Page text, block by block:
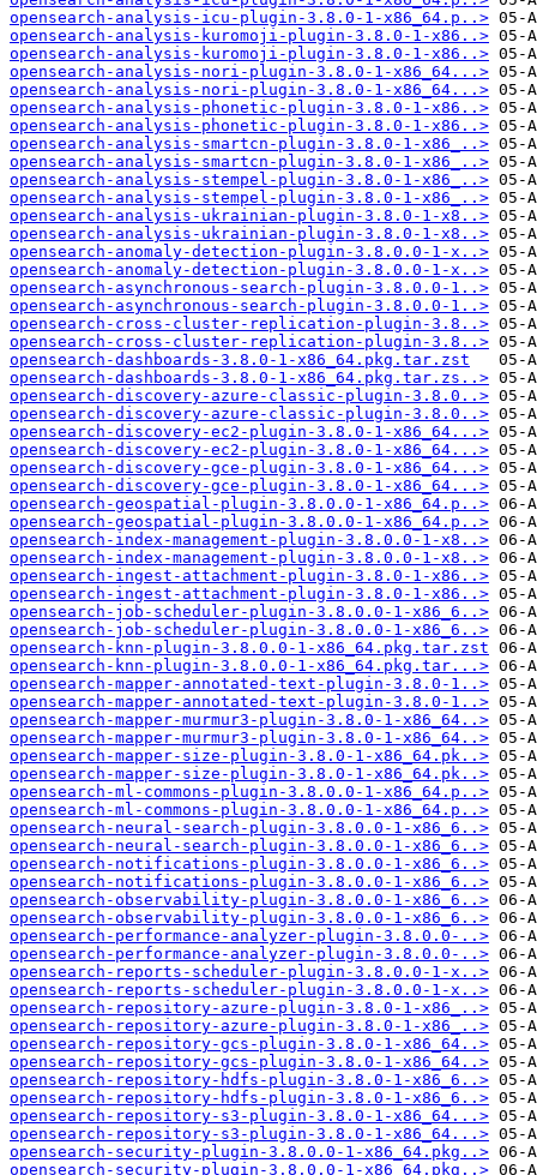
opensearch-analysis-icu-plugin-3.8.0-1-x86_64.p..>
opensearch-analysis-kuromoji-plugin-3.8.0-1-x86..>
opensearch-analysis-kuromoji-plugin-3.8.0-1-x86..>
opensearch-analysis-nori-plugin-3.8.0-1-x86_64...>
opensearch-analysis-nori-plugin-3.8.0-1-x86_64...>
opensearch-analysis-phonetic-plugin-3.8.0-1-x86..>
opensearch-analysis-phonetic-plugin-3.8.0-1-x86..>
opensearch-analysis-smartcn-plugin-3.8.0-1-x86_..>
opensearch-analysis-smartcn-plugin-3.8.0-1-x86_..>
opensearch-analysis-stempel-plugin-3.8.0-1-x86_..>
opensearch-analysis-stempel-plugin-3.8.0-1-x86_..>
opensearch-analysis-ukrainian-plugin-3.8.0-1-x8..>
opensearch-analysis-ukrainian-plugin-3.8.0-1-x8..>
opensearch-anomaly-detection-plugin-3.8.0.0-1-x..>
opensearch-anomaly-detection-plugin-3.8.0.0-1-x..>
opensearch-asynchronous-search-plugin-3.8.0.0-1..>
opensearch-asynchronous-search-plugin-3.8.0.0-1..>
opensearch-cross-cluster-replication-plugin-3.8..>
opensearch-cross-cluster-replication-plugin-3.8..>
opensearch-dashboards-3.8.0-1-x86_64.pkg.tar.zst
opensearch-dashboards-3.8.0-1-x86_64.pkg.tar.zs..>
opensearch-discovery-azure-classic-plugin-3.8.0..>
opensearch-discovery-azure-classic-plugin-3.8.0..>
opensearch-discovery-ec2-plugin-3.8.0-1-x86_64...>
opensearch-discovery-ec2-plugin-3.8.0-1-x86_64...>
opensearch-discovery-gce-plugin-3.8.0-1-x86_64...>
opensearch-discovery-gce-plugin-3.8.0-1-x86_64...>
opensearch-geospatial-plugin-3.8.0.0-1-x86_64.p..>
opensearch-geospatial-plugin-3.8.0.0-1-x86_64.p..>
opensearch-index-management-plugin-3.8.0.0-1-x8..>
opensearch-index-management-plugin-3.8.0.0-1-x8..>
opensearch-ingest-attachment-plugin-3.8.0-1-x86..>
opensearch-ingest-attachment-plugin-3.8.0-1-x86..>
opensearch-job-scheduler-plugin-3.8.0.0-1-x86_6..>
opensearch-job-scheduler-plugin-3.8.0.0-1-x86_6..>
opensearch-knn-plugin-3.8.0.0-1-x86_64.pkg.tar.zst
opensearch-knn-plugin-3.8.0.0-1-x86_64.pkg.tar...>
opensearch-mapper-annotated-text-plugin-3.8.0-1..>
opensearch-mapper-annotated-text-plugin-3.8.0-1..>
opensearch-mapper-murmur3-plugin-3.8.0-1-x86_64..>
opensearch-mapper-murmur3-plugin-3.8.0-1-x86_64..>
opensearch-mapper-size-plugin-3.8.0-1-x86_64.pk..>
opensearch-mapper-size-plugin-3.8.0-1-x86_64.pk..>
opensearch-ml-commons-plugin-3.8.0.0-1-x86_64.p..>
opensearch-ml-commons-plugin-3.8.0.0-1-x86_64.p..>
opensearch-neural-search-plugin-3.8.0.0-1-x86_6..>
opensearch-neural-search-plugin-3.8.0.0-1-x86_6..>
opensearch-notifications-plugin-3.8.0.0-1-x86_6..>
opensearch-notifications-plugin-3.8.0.0-1-x86_6..>
opensearch-observability-plugin-3.8.0.0-1-x86_6..>
opensearch-observability-plugin-3.8.0.0-1-x86_6..>
opensearch-performance-analyzer-plugin-3.8.0.0-..>
opensearch-performance-analyzer-plugin-3.8.0.0-..>
opensearch-reports-scheduler-plugin-3.8.0.0-1-x..>
opensearch-reports-scheduler-plugin-3.8.0.0-1-x..>
opensearch-repository-azure-plugin-3.8.0-1-x86_..>
opensearch-repository-azure-plugin-3.8.0-1-x86_..>
opensearch-repository-gcs-plugin-3.8.0-1-x86_64..>
opensearch-repository-gcs-plugin-3.8.0-1-x86_64..>
opensearch-repository-hdfs-plugin-3.8.0-1-x86_6..>
opensearch-repository-hdfs-plugin-3.8.0-1-x86_6..>
opensearch-repository-s3-plugin-3.8.0-1-x86_64...>
opensearch-repository-s3-plugin-3.8.0-1-x86_64...>
opensearch-security-plugin-3.8.0.0-1-x86_64.pkg..>
opensearch-security-plugin-3.8.0.0-1-x86_64.pkg..>